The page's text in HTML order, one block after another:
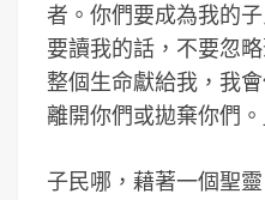
者。你們要成為我的
要讀我的話，不要忽
整個生命獻給我，我
離開你們或拋棄你們。
子民哪，藉著一個聖